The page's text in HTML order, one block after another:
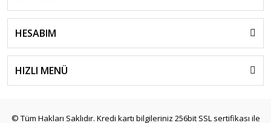
HESABIM
HIZLI MENÜ
© Tüm Hakları Saklıdır. Kredi kartı bilgileriniz 256bit SSL sertifikası ile